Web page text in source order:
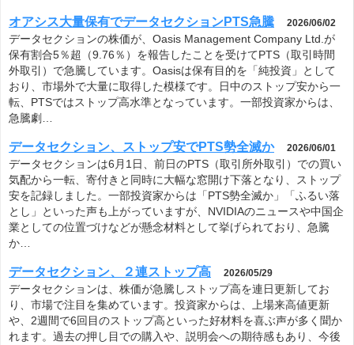
オアシス大量保有でデータセクションPTS急騰 2026/06/02
データセクションの株価が、Oasis Management Company Ltd.が
保有割合5％超（9.76％）を報告したことを受けてPTS（取引時間
外取引）で急騰しています。Oasisは保有目的を「純投資」として
おり、市場外で大量に取得した模様です。日中のストップ安から一
転、PTSではストップ高水準となっています。一部投資家からは、
急騰劇…
データセクション、ストップ安でPTS勢全滅か 2026/06/01
データセクションは6月1日、前日のPTS（取引所外取引）での買い
気配から一転、寄付きと同時に大幅な窓開け下落となり、ストップ
安を記録しました。一部投資家からは「PTS勢全滅か」「ふるい落
とし」といった声も上がっていますが、NVIDIAのニュースや中国企
業としての位置づけなどが懸念材料として挙げられており、急騰
か…
データセクション、２連ストップ高 2026/05/29
データセクションは、株価が急騰しストップ高を連日更新してお
り、市場で注目を集めています。投資家からは、上場来高値更新
や、2週間で6回目のストップ高といった好材料を喜ぶ声が多く聞か
れます。過去の押し目での購入や、説明会への期待感もあり、今後